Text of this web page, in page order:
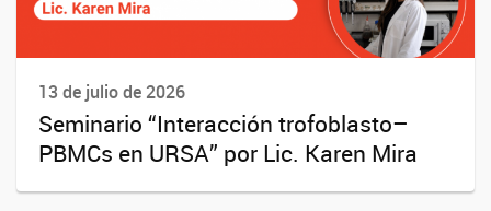
13 de julio de 2026
Seminario “Interacción trofoblasto–
PBMCs en URSA” por Lic. Karen Mira